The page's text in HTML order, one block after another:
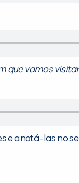
que vamos
e anotá-las no